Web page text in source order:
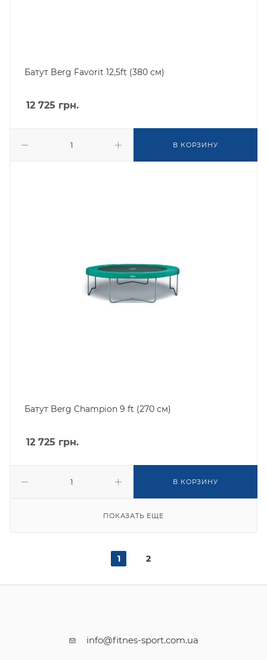
Батут Berg Favorit 12,5ft (380 см)
12 725 грн.
В КОРЗИНУ
Батут Berg Champion 9 ft (270 см)
12 725 грн.
В КОРЗИНУ
ПОКАЗАТЬ ЕЩЕ
1 2
info@fitnes-sport.com.ua